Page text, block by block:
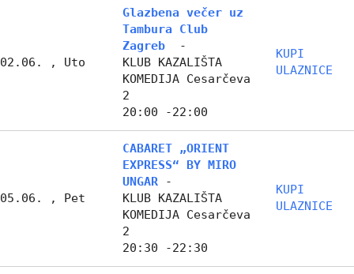
02.06. , Uto
Glazbena večer uz
Tambura Club
Zagreb
-
KLUB KAZALIŠTA
KOMEDIJA Cesarčeva
2
20:00 -22:00
KUPI
ULAZNICE
05.06. , Pet
CABARET „ORIENT
EXPRESS“ BY MIRO
UNGAR -
KLUB KAZALIŠTA
KOMEDIJA Cesarčeva
2
20:30 -22:30
KUPI
ULAZNICE